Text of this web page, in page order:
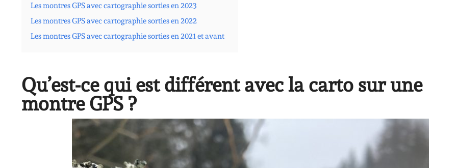
Les montres GPS avec cartographie sorties en 2023
Les montres GPS avec cartographie sorties en 2022
Les montres GPS avec cartographie sorties en 2021 et avant
Qu’est-ce qui est différent avec la carto sur une
montre GPS ?